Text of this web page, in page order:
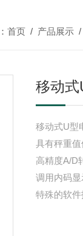
首页 / 产品展示
移动式
移动式U型
具有秤重值
高精度A/D
调用内码显
特殊的软件